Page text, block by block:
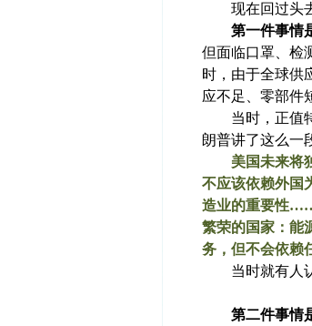
现在回过头去
第一件事情
但面临口罩、检
时，由于全球供
应不足、零部件
当时，正值特
朗普讲了这么一
美国未来将
不应该依赖外国
造业的重要性……
繁荣的国家：能
务，但不会依
当时就有人认
第二件事情